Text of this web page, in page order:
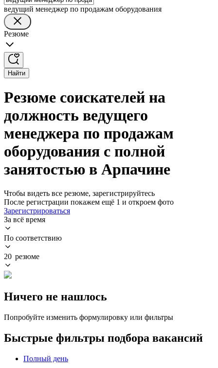
ведущий менеджер по продажам оборудования
Резюме
Найти
Резюме соискателей на
должность ведущего
менеджера по продажам
оборудования с полной
занятостью в Арпачине
Чтобы видеть все резюме, зарегистрируйтесь
После регистрации покажем ещё 1 и откроем фото
Зарегистрироваться
За всё время
По соответствию
20 резюме
Ничего не нашлось
Попробуйте изменить формулировку или фильтры
Быстрые фильтры подбора вакансий
Полный день